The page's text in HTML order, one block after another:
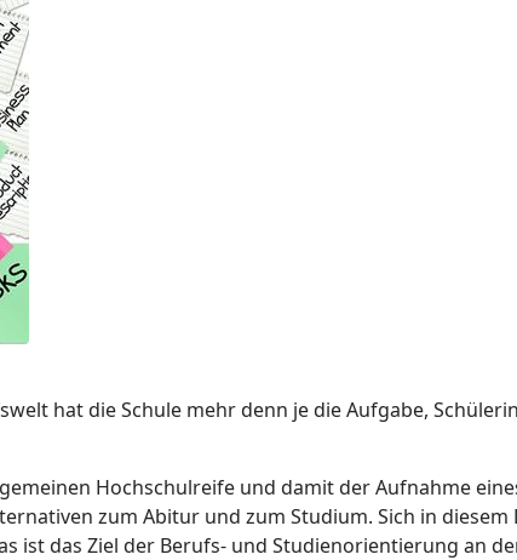
hat die Schule mehr denn je die Aufgabe,
Hochschulreife und damit der Aufnahme
zum Abitur und zum Studium. Sich in
ist das Ziel der Berufs- und Studienorientierung an